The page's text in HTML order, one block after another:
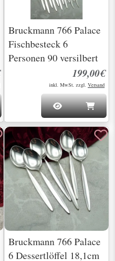
Bruckmann 766 Palace
Fischbesteck 6
Personen 90 versilbert
199,00€
inkl. MwSt. zzgl. Versand
Bruckmann 766 Palace
6 Dessertlöffel 18,1cm